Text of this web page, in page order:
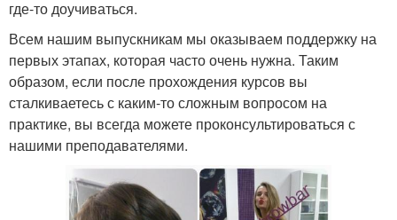
где-то доучиваться.
Всем нашим выпускникам мы оказываем поддержку на
первых этапах, которая часто очень нужна. Таким
образом, если после прохождения курсов вы
сталкиваетесь с каким-то сложным вопросом на
практике, вы всегда можете проконсультироваться с
нашими преподавателями.